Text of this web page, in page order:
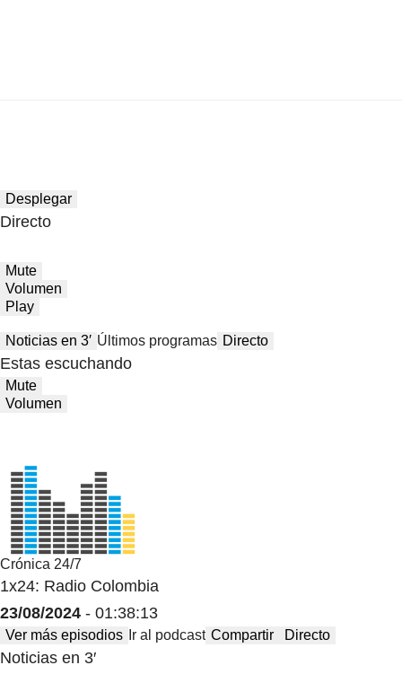
Desplegar
Directo
Mute
Volumen
Play
Noticias en 3′ Últimos programas Directo
Estas escuchando
Mute
Volumen
Crónica 24/7
1x24: Radio Colombia
23/08/2024 - 01:38:13
Ver más episodios Ir al podcast Compartir Directo
Noticias en 3′